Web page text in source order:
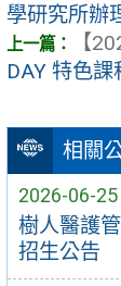
相關
2026-06-25
樹人醫護
招生公告
學研究所辦
【
DAY 特色